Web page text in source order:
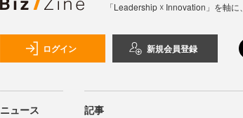
「Leadership ☓ Innovation」を軸
ログイン 新規会員登録
ニュース 記事